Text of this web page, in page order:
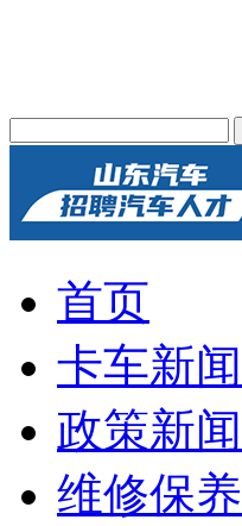
首页
卡车新闻
政策新闻
维修保养